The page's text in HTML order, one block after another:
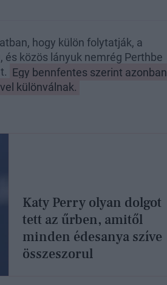
hogy külön folytatják, a
közös lányuk nemrég Perthbe
Egy bennfentes szerint azonban
különválnak.
Katy Perry olyan dolgot
tett az űrben, amitől
minden édesanya szíve
összeszorul